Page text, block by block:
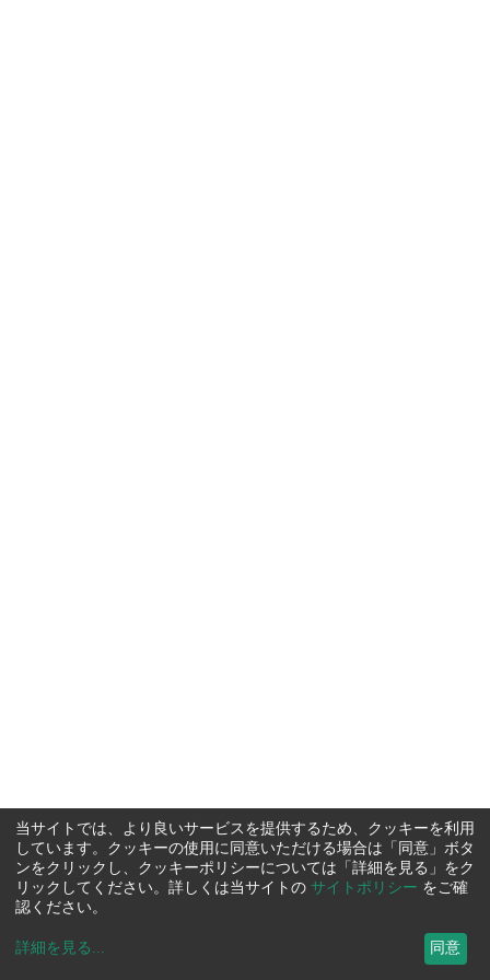
当サイトでは、より良いサービスを提供するため、クッキーを利用
しています。クッキーの使用に同意いただける場合は「同意」ボタ
ンをクリックし、クッキーポリシーについては「詳細を見る」をク
リックしてください。詳しくは当サイトの サイトポリシー をご確
認ください。
詳細を見る ... 同意